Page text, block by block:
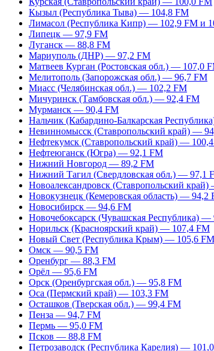
Кызыл (Республика Тыва) — 104,8 FM
Лимасол (Республика Кипр) — 102,9 FM и
Липецк — 97,9 FM
Луганск — 88,8 FM
Мариуполь (ДНР) — 97,2 FM
Матвеев Курган (Ростовская обл.) — 107,0
Мелитополь (Запорожская обл.) — 96,7 FM
Миасс (Челябинская обл.) — 102,2 FM
Мичуринск (Тамбовская обл.) — 92,4 FM
Мурманск — 90,4 FM
Нальчик (Кабардино-Балкарская
Невинномысск (Ставропольский край) —
Нефтекумск (Ставропольский край) —
Нефтеюганск (Югра) — 92,1 FM
Нижний Новгород — 89,2 FM
Нижний Тагил (Свердловская обл.) — 97,1
Новоалександровск (Ставропольский
Новокузнецк (Кемеровская область) — 94,2
Новосибирск — 94,6 FM
Новочебоксарск (Чувашская Республика) —
Норильск (Красноярский край) — 107,4 FM
Новый Свет (Республика Крым) — 105,6 FM
Омск — 90,5 FM
Оренбург — 88,3 FM
Орёл — 95,6 FM
Орск (Оренбургская обл.) — 95,8 FM
Оса (Пермский край) — 103,3 FM
Осташков (Тверская обл.) — 99,4 FM
Пенза — 94,7 FM
Пермь — 95,0 FM
Псков — 88,8 FM
Петрозаводск (Республика Карелия) —